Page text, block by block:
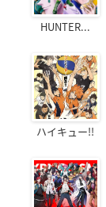
HUNTER...
ハイキュー!!